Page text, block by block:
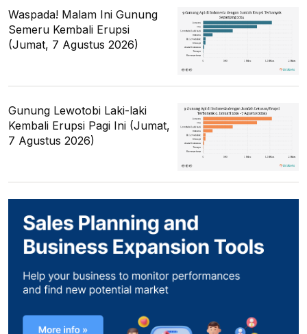
Waspada! Malam Ini Gunung
Semeru Kembali Erupsi
(Jumat, 7 Agustus 2026)
Gunung Lewotobi Laki-laki
Kembali Erupsi Pagi Ini (Jumat,
7 Agustus 2026)